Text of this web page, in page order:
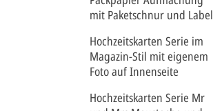
mit Paketschnur und Label
Hochzeitskarten Serie im
Magazin-Stil mit eigenem
Foto auf Innenseite
Hochzeitskarten Serie Mr